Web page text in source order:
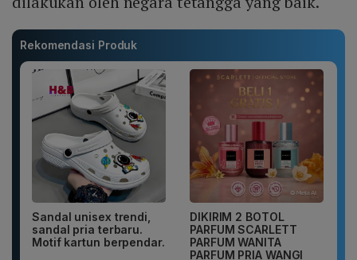
Rekomendasi Produk
Sandal unisex trendi,
sandal pria terbaru.
Motif kartun berpendar.
DIKIRIM 2 BOTOL
PARFUM SCARLETT
PARFUM WANITA
PARFUM PRIA WANGI